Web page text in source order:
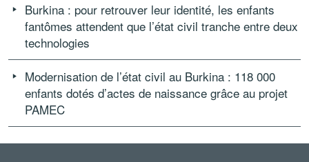
Burkina : pour retrouver leur identité, les enfants
fantômes attendent que l’état civil tranche entre deux
technologies
Modernisation de l’état civil au Burkina : 118 000
enfants dotés d’actes de naissance grâce au projet
PAMEC